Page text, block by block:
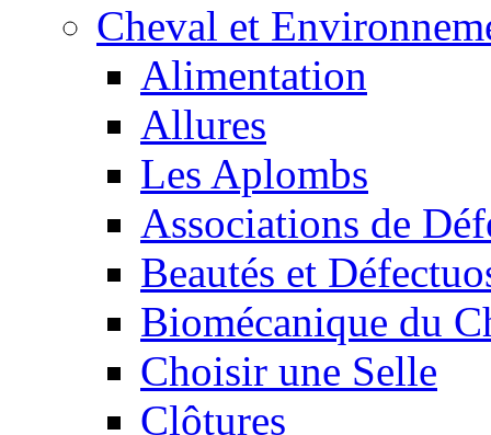
Cheval et
Alimentation
Allures
Les Aplombs
Associations de
Beautés et
Biomécanique du
Choisir une Selle
Clôtures